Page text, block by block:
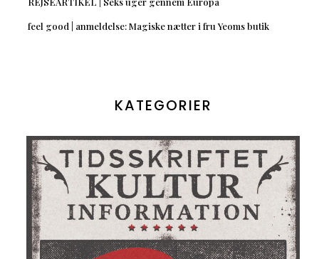
feel good | anmeldelse: Magiske nætter i fru Yeoms butik
KATEGORIER